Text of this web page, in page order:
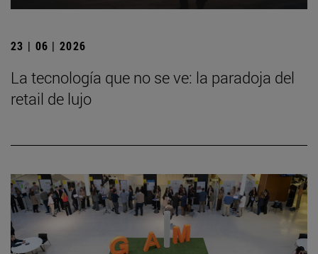
23 | 06 | 2026
La tecnología que no se ve: la paradoja del
retail de lujo